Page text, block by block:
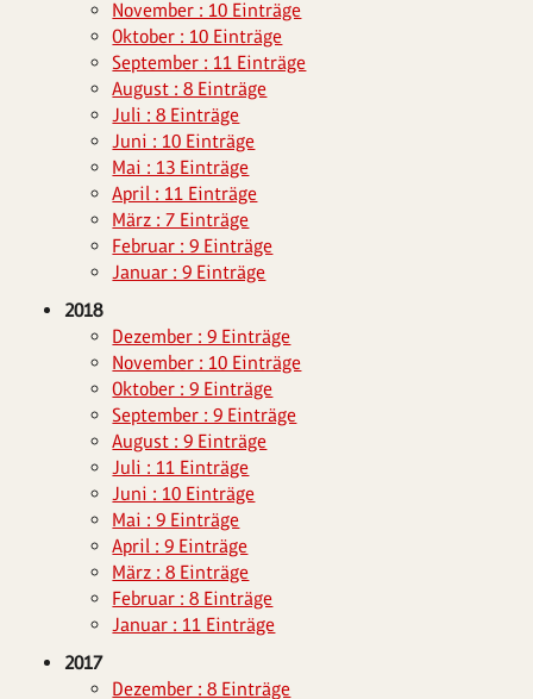
November : 10 Einträge
Oktober : 10 Einträge
September : 11 Einträge
August : 8 Einträge
Juli : 8 Einträge
Juni : 10 Einträge
Mai : 13 Einträge
April : 11 Einträge
März : 7 Einträge
Februar : 9 Einträge
Januar : 9 Einträge
2018
Dezember : 9 Einträge
November : 10 Einträge
Oktober : 9 Einträge
September : 9 Einträge
August : 9 Einträge
Juli : 11 Einträge
Juni : 10 Einträge
Mai : 9 Einträge
April : 9 Einträge
März : 8 Einträge
Februar : 8 Einträge
Januar : 11 Einträge
2017
Dezember : 8 Einträge